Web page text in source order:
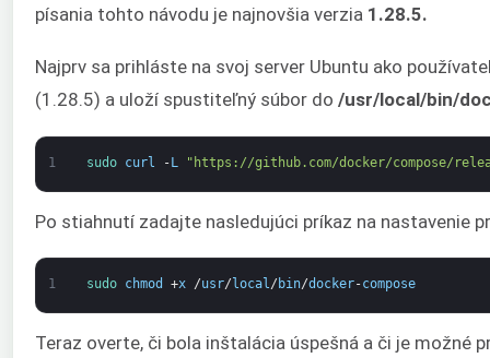
písania tohto návodu je najnovšia verzia 1.28.5.
Najprv sa prihláste na svoj server Ubuntu ako
(1.28.5) a uloží spustiteľný súbor do /usr/local/bin/
1 sudo curl -L "https://github.com/docker/compose/
Po stiahnutí zadajte nasledujúci príkaz na nastavenie
1 sudo chmod +x /usr/ local/ bin/docker-compose
Teraz overte, či bola inštalácia úspešná a či je možné